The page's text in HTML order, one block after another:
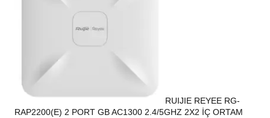
RUIJIE REYEE RG-
RAP2200(E) 2 PORT GB AC1300 2.4/5GHZ 2X2 İÇ ORTAM